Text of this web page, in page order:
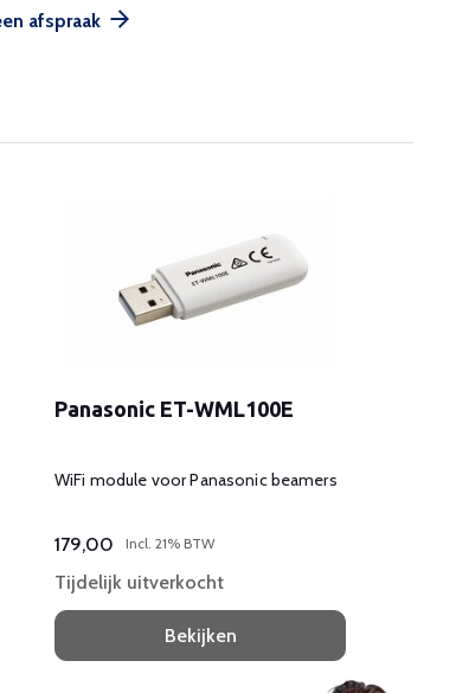
afspraak
Panasonic ET-WML100E
WiFi module voor Panasonic beamers
179,00 Incl. 21% BTW
Tijdelijk uitverkocht
Bekijken